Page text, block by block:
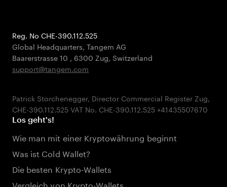
Reg. No CHE-390.112.525
Global Headquarters, Tangem AG
Baarerstrasse 10 , 6300 Zug, Switzerland
support@tangem.com
Patrick Storchenegger, Director Commercial Register Zug,
Los geht's!
Wie man mit einer Kryptowährung beginnt
Was ist Cold Wallet?
Die besten Krypto-Wallets
Vergleich von Krypto-Wallets